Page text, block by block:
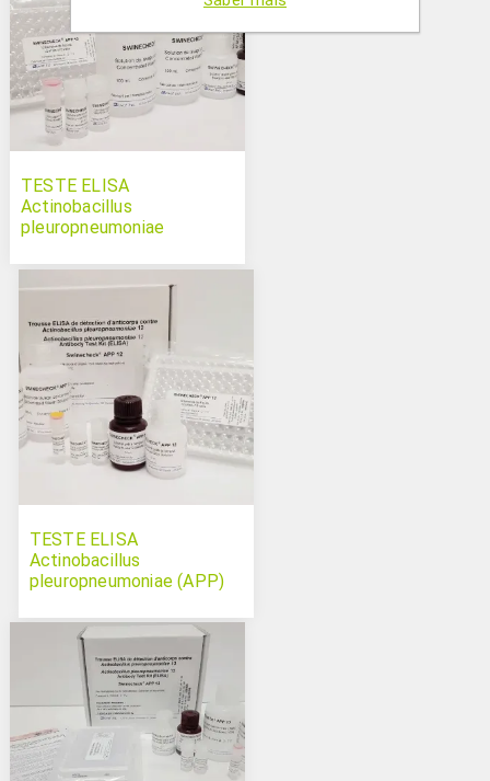
TESTE ELISA
Actinobacillus
pleuropneumoniae
TESTE ELISA
Actinobacillus
pleuropneumoniae (APP)